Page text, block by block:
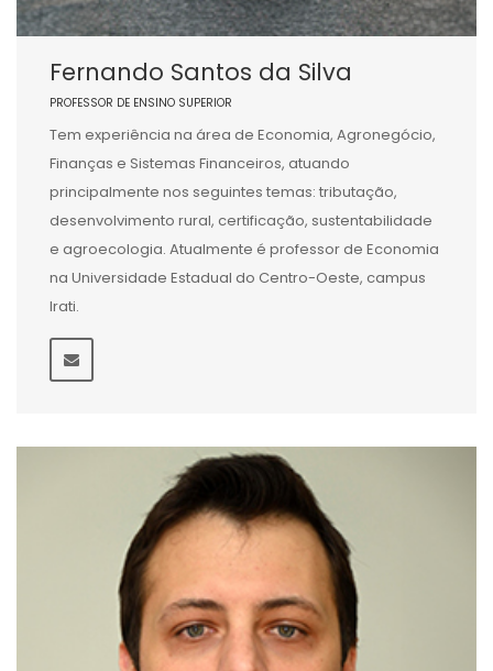
Fernando Santos da Silva
PROFESSOR DE ENSINO SUPERIOR
Tem experiência na área de Economia, Agronegócio,
Finanças e Sistemas Financeiros, atuando
principalmente nos seguintes temas: tributação,
desenvolvimento rural, certificação, sustentabilidade
e agroecologia. Atualmente é professor de Economia
na Universidade Estadual do Centro-Oeste, campus
Irati.